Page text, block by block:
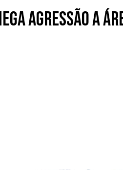
agressão a